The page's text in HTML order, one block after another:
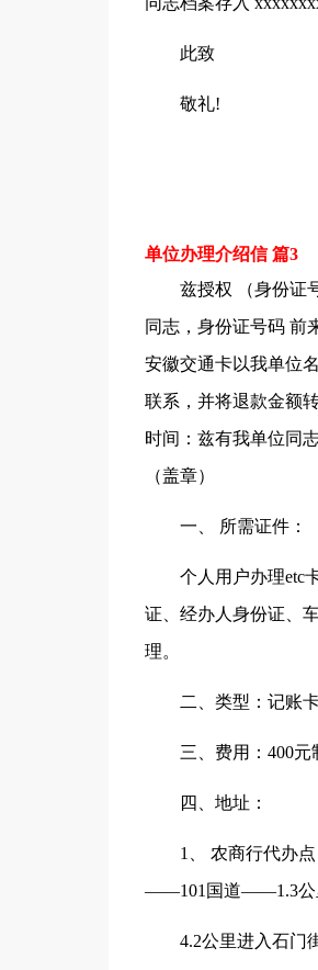
此致
敬礼!
单位办理介绍信 篇3
兹授权 （身份证
同志，身份证号码 前
安徽交通卡以我单位
联系，并将退款金额
时间：兹有我单位同
（盖章）
一、 所需证件：
个人用户办理etc
证、经办人身份证、
理。
二、类型：记账
三、费用：400元
四、地址：
1、 农商行代办
——101国道——1.3公
4.2公里进入石